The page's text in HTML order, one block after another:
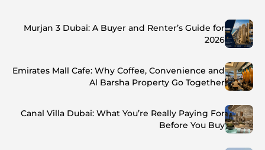
Murjan 3 Dubai: A Buyer and Renter’s Guide for
2026
Emirates Mall Cafe: Why Coffee, Convenience and
Al Barsha Property Go Together
Canal Villa Dubai: What You’re Really Paying For
Before You Buy